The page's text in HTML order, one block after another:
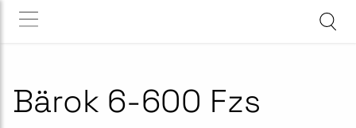
Bärok 6-600 Fzs